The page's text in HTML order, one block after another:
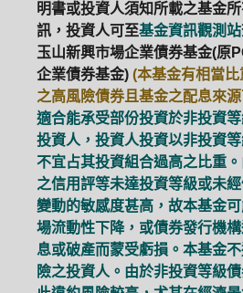
明書或投資人須知所載之基金
訊，投資人可至基金資訊觀測站
玉山新興市場企業債券基金(原
企業債券基金) (本基金有相當
之高風險債券且基金之配息來
適合能承受部份投資於非投資
投資人，投資人投資以非投資
不宜占其投資組合過高之比重
之信用評等未達投資等級或未
變動的敏感度甚高，故本基金
場流動性下降，或債券發行機
息或破產而蒙受虧損。本基金
險之投資人。由於非投資等級